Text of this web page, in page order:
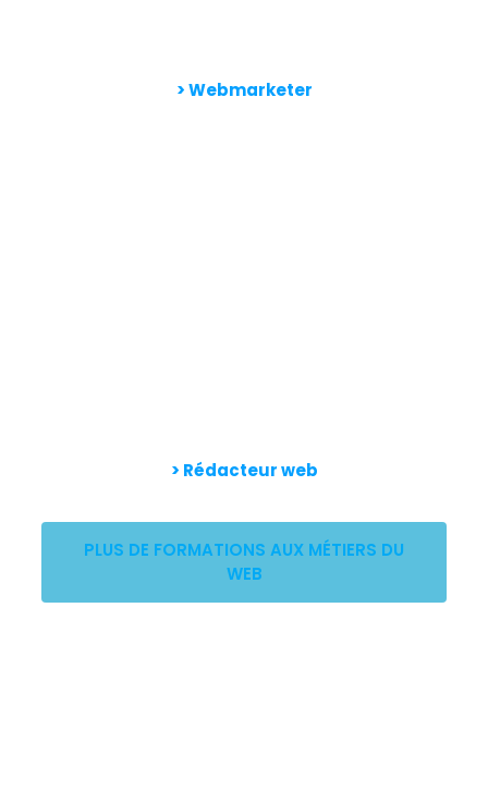
> Webmarketer
> Rédacteur web
PLUS DE FORMATIONS AUX MÉTIERS DU
WEB